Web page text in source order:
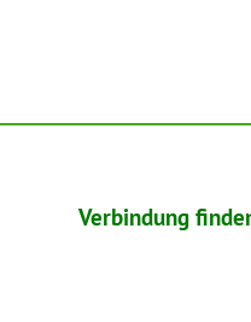
Verbindung